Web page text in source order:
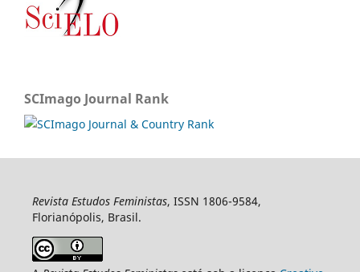
SCImago Journal Rank
Revista Estudos Feministas, ISSN 1806-9584,
Florianópolis, Brasil.